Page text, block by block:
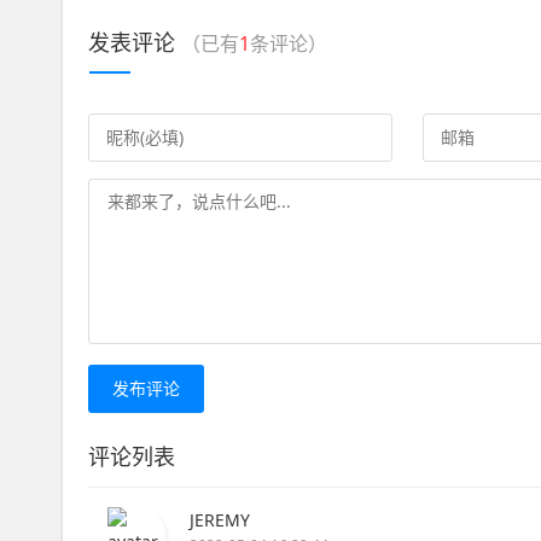
发表评论 （已有1条评论）
发布评论
评论列表
JEREMY